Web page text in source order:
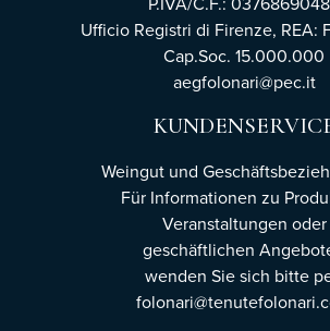
Ufficio Registri di Firenze, REA:
Cap.Soc. 15.000.000
aegfolonari@pec.it
Weingut und
Für Informationen zu
Veranstaltungen oder
geschäftlichen
wenden Sie sich bitte